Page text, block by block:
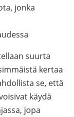
jonka
suurta
kertaa
se, että
käydä
jopa